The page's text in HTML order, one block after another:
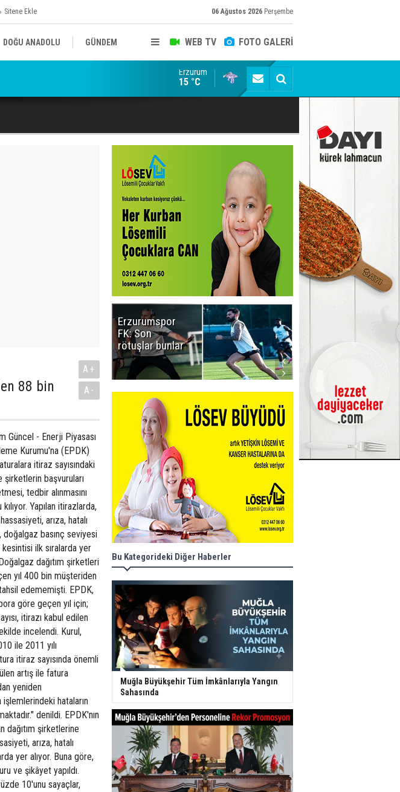
Sitene Ekle 06 Ağustos 2026 Perşembe
WEB TV FOTO GALERİ
DOĞU ANADOLU GÜNDEM
Erzurumspor FK: Son rötuşlar bunlar
Erzurum
15 °C
88 bin
A+
A-
Güncel - Enerji Piyasası
Kurumu'na (EPDK)
itiraz sayısındaki
şirketlerin başvuruları
tedbir alınmasını
kılıyor. Yapılan itirazlarda,
arıza, hatalı
doğalgaz basınç seviyesi
ilk sıralarda yer
dağıtım şirketleri
yıl 400 bin müşteriden
edememişti. EPDK,
göre geçen yıl için;
itirazı kabul edilen
incelendi. Kurul,
ile 2011 yılı
itiraz sayısında önemli
artış ile fatura
yeniden
hataların
denildi. EPDK'nın
dağıtım şirketlerine
arıza, hatalı
yer alıyor. Buna göre,
ve şikâyet yapıldı.
10'unu sayaçlar,
Erzurumspor
FK: Son
rötuşlar bunlar
Bu Kategorideki Diğer Haberler
Muğla Büyükşehir Tüm İmkânlarıyla Yangın
Sahasında